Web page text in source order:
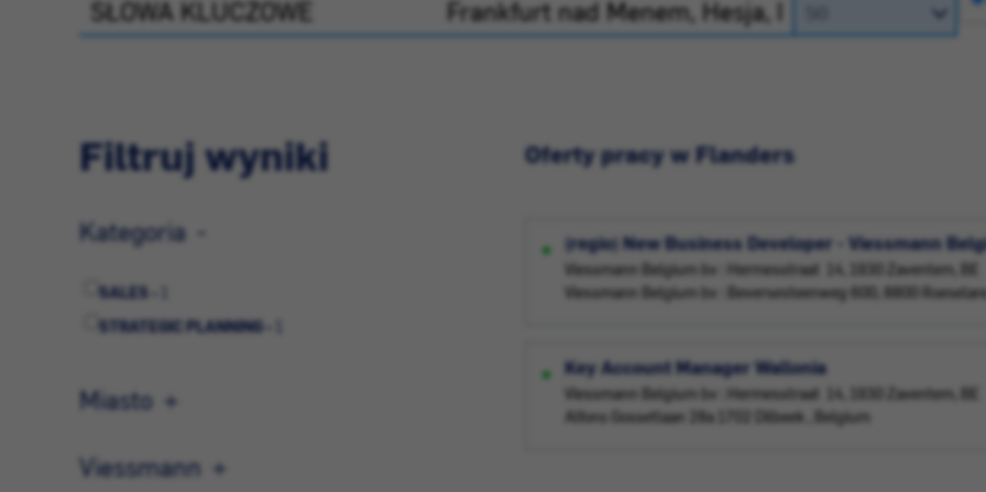
Filtruj wyniki
Kategoria
SALES -
STRATEGIC PLANNING -
Miasto
Viessmann
Oferty pracy w Flanders
(regio) New Business Developer - Viessmann
Viessmann Belgium bv : Hermesstraat 14, 1930 Zaventem, BE
Viessmann Belgium bv : Beversesteenweg 600, 8800 Roeselare,
Key Account Manager Wallonia
Viessmann Belgium bv : Hermesstraat 14, 1930 Zaventem, BE
Alfons Gossetlaan 28a 1702 Dilbeek , Belgium